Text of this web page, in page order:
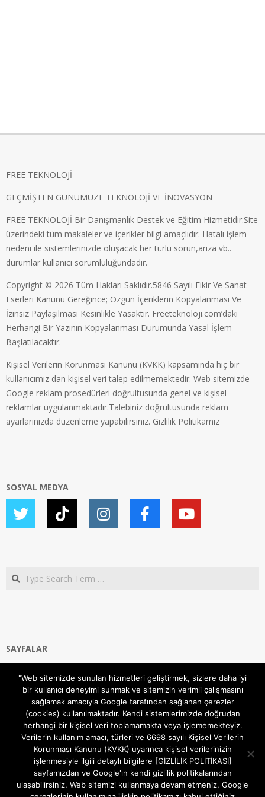
FREE TEKNOLOJİ
GEÇMİŞTEN GÜNÜMÜZE TEKNOLOJİ VE İNOVASYON
FREE TEKNOLOJİ Bir Danışmanlık Destek ve Eğitim Hizmetidir.Site
üzerindeki tüm makaleler ve içerikler bilgi amaçlıdır. Hatalı işlem
nedeni ile sistemlerinizde oluşacak her türlü sorun,arıza vb..
durumlar kullanıcı sorumluluğundadır.
Copyright © 2026 Tüm Hakları Saklıdır.5846 Sayılı Fikir Ve Sanat
Eserleri Kanunu Gereğince; Özgün İçeriklerin Kopyalanması Ve
İzinsiz Paylaşılması Kesinlikle Yasaktır. Freeteknoloji.com’daki
Herhangi Bir Yazının Kopyalanması Durumunda Yasal İşlem
Başlatılacaktır.
Kişisel Verilerin Korunması Kanunu (KVKK) kapsamında hiç bir
kullanıcımız dan kişisel veri talep edilmemektedir. Web sitemizde
Google reklam prosedürleri doğrultusunda genel ve kişisel
reklamlar uygulanmaktadır.Talebiniz doğrultusunda reklam
ayarlarınızda düzenleme yapabilirsiniz. Gizlilik Politikamız
SOSYAL MEDYA
Search
SAYFALAR
Gizlilik ve Çerezler (Cookies) Politikası
Hakkımızda
İletişim Kanalları
MODEM KURULUM
TEKNİK DESTEK
TELEVİZYON SİSTEMLERİ
"Web sitemizde sunulan hizmetleri geliştirmek, sizlere daha iyi
bir kullanıcı deneyimi sunmak ve sitemizin verimli çalışmasını
sağlamak amacıyla Google tarafından sağlanan çerezler
(cookies) kullanılmaktadır. Kendi sistemlerimizde doğrudan
herhangi bir kişisel veri toplamamakta veya işlememekteyiz.
Verilerin kullanım amacı, türleri ve 6698 sayılı Kişisel Verilerin
Korunması Kanunu (KVKK) uyarınca kişisel verilerinizin
işlenmesiyle ilgili detaylı bilgilere [GİZLİLİK POLİTİKASI]
sayfamızdan ve Google'ın kendi gizlilik politikalarından
ulaşabilirsiniz. Web sitemizi kullanmaya devam etmeniz, Google